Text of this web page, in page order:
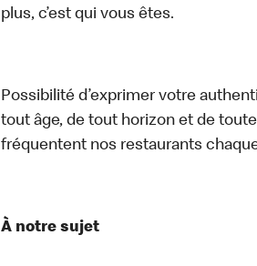
plus, c’est qui vous êtes.
Possibilité d’exprimer votre
tout âge, de tout horizon et de
fréquentent nos restaurants
À notre sujet